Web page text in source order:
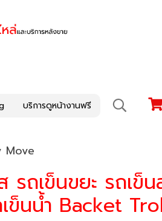
บริการดูหน้างานฟรี
Move
รถเข็นขยะ รถเข็
ข็นน้ำ Backet